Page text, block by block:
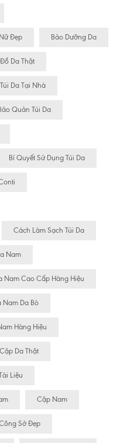
Đẹp Bảo Dưỡng Da
Da Thật
Da Tại Nhà
Quản Túi Da
Bí Quyết Sử Dụng Túi Da
Cách Làm Sạch Túi Da
Nam
Nam Cao Cấp Hàng Hiệu
Nam Da Bò
Hàng Hiệu
Cặp Da Thật
Liệu
Cặp Nam
Sở Đẹp